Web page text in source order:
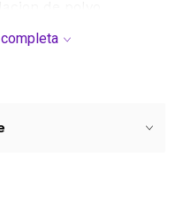
principal, este
movil, manteniendo